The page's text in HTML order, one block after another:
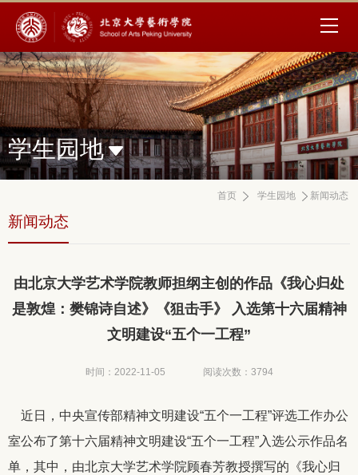
学生园地
首页 学生园地 新闻动态
新闻动态
由北京大学艺术学院教师担纲主创的作品《我心归处
是敦煌：樊锦诗自述》《狙击手》 入选第十六届精神
文明建设“五个一工程”
时间：2022-11-05 阅读次数： 3794
近日，中央宣传部精神文明建设“五个一工程”评选工作办公
室公布了第十六届精神文明建设“五个一工程”入选公示作品名
单，其中，由北京大学艺术学院顾春芳教授撰写的《我心归